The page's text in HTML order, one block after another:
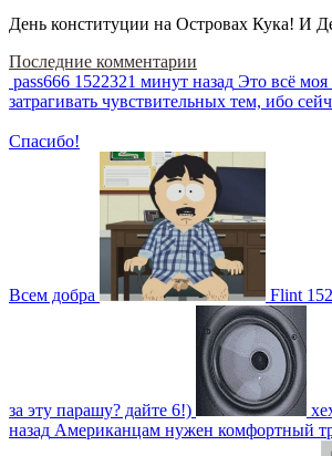
День конституции на Островах Кука! И
Последние комментарии
pass666 1522321 минут назад Это всё моя
затрагивать чувствительных тем, ибо
Спасибо!
Всем добра Flint
за эту парашу? дайте 6!)
назад Американцам нужен комфортный